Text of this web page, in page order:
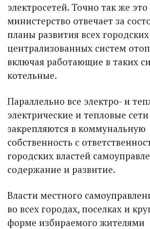
электросетей. Точно так же это
министерство отвечает за
планы развития всех городских
централизованных систем
включая работающие в таких
котельные.
Параллельно все электро- и
электрические и тепловые
закрепляются в коммунальную
собственность с
городских властей
содержание и развитие.
Власти местного
во всех городах, поселках и
форме избираемого жителями